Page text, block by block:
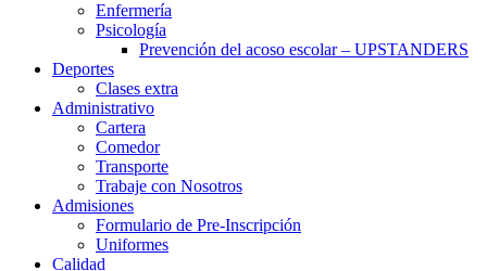
Enfermería
Psicología
Prevención del acoso escolar – UPSTANDERS
Deportes
Clases extra
Administrativo
Cartera
Comedor
Transporte
Trabaje con Nosotros
Admisiones
Formulario de Pre-Inscripción
Uniformes
Calidad